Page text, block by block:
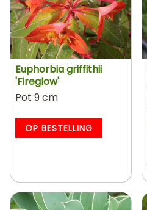
Euphorbia griffithii
'Fireglow'
Pot 9 cm
OP BESTELLING